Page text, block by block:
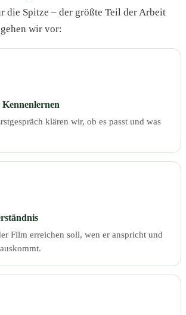
die Spitze – der größte Teil der Arbeit
wir vor:
klären wir, ob es passt und was
Film erreichen soll, wen er anspricht und